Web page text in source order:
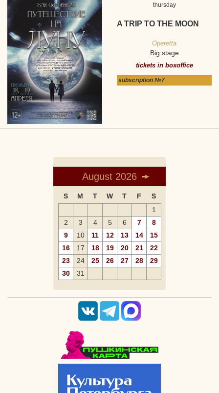
thursday
A TRIP TO THE MOON
Operetta
Big stage
tickets in boxoffice
subscription №7
August 2026
S M T W T F
S
1
2
3 4 5 6 7
8
9
10 11 12 13 14
15
16
17 18 19 20 21
22
23
24 25 26 27 28
29
30
31